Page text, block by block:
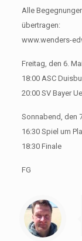
Alle
übertragen:
www.wenders-
Freitag, den 6.
18:00 ASC
20:00 SV Bayer
Sonnabend, den
16:30 Spiel um
18:30 Finale
FG